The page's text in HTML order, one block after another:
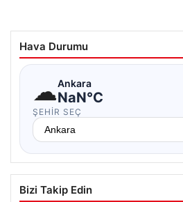
Hava Durumu
☁Ankara
NaN°C
ŞEHIR SEÇ
Bizi Takip Edin